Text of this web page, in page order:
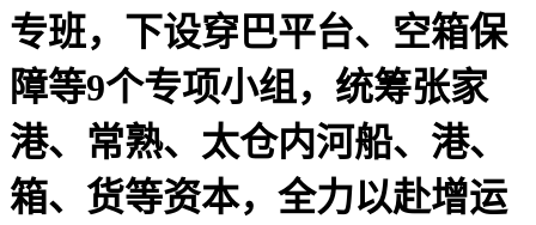
专班，下设穿巴平台、空箱保
障等9个专项小组，统筹张家
港、常熟、太仓内河船、港、
箱、货等资本，全力以赴增运